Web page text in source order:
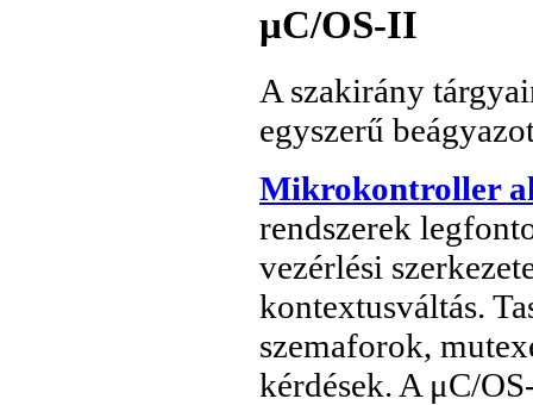
μC/OS-II
A szakirány
egyszerű
Mikrokontroller
rendszerek
vezérlési
kontextusváltás.
szemaforok,
kérdések. A μC/